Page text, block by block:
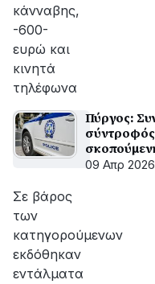
κάνναβης,
-600-
ευρώ και
κινητά
τηλέφωνα
Πύργος:
σύντροφός
09 Απρ
Σε βάρος
των
κατηγορούμενων
εκδόθηκαν
εντάλματα